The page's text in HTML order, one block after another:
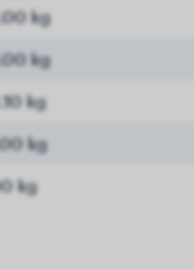
kg
kg
kg
kg
kg